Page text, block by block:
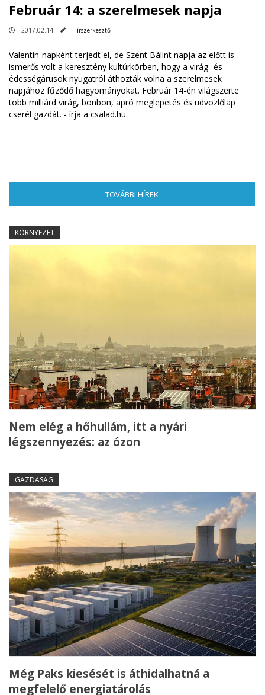
Február 14: a szerelmesek napja
2017.02.14 Hírszerkesztő
Valentin-napként terjedt el, de Szent Bálint napja az előtt is
ismerős volt a keresztény kultúrkörben, hogy a virág- és
édességárusok nyugatról áthozták volna a szerelmesek
napjához fűződő hagyományokat. Február 14-én világszerte
több milliárd virág, bonbon, apró meglepetés és üdvözlőlap
cserél gazdát. - írja a csalad.hu.
TOVÁBBI HÍREK
KÖRNYEZET
Nem elég a hőhullám, itt a nyári
légszennyezés: az ózon
GAZDASÁG
Még Paks kiesését is áthidalhatná a
megfelelő energiatárolás